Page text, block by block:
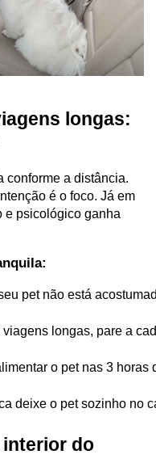
longas:
conforme a distância.
é o foco. Já em
e psicológico ganha
pet não está
o pet nas 3 horas
deixe o pet sozinho no
do